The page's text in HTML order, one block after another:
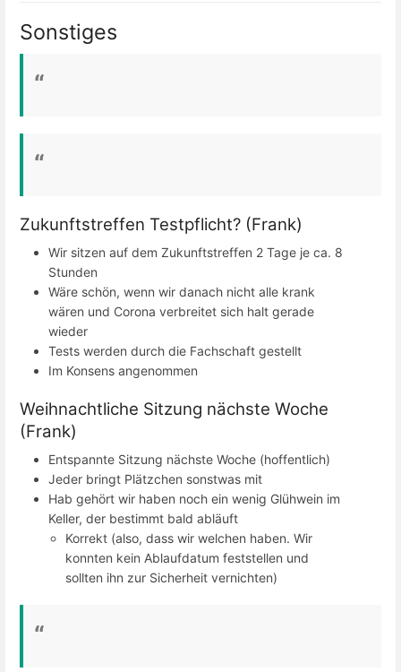
Sonstiges
Zukunftstreffen Testpflicht? (Frank)
Wir sitzen auf dem Zukunftstreffen 2 Tage je ca. 8
Stunden
Wäre schön, wenn wir danach nicht alle krank
wären und Corona verbreitet sich halt gerade
wieder
Tests werden durch die Fachschaft gestellt
Im Konsens angenommen
Weihnachtliche Sitzung nächste Woche
(Frank)
Entspannte Sitzung nächste Woche (hoffentlich)
Jeder bringt Plätzchen sonstwas mit
Hab gehört wir haben noch ein wenig Glühwein im
Keller, der bestimmt bald abläuft
Korrekt (also, dass wir welchen haben. Wir
konnten kein Ablaufdatum feststellen und
sollten ihn zur Sicherheit vernichten)